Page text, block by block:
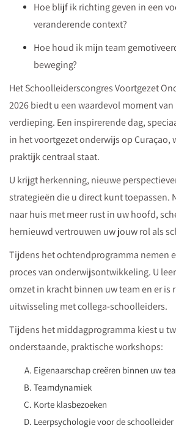
Hoe blijf ik richting geven in een
veranderende context?
Hoe houd ik mijn team
beweging?
Het Schoolleiderscongres Voortgezet
2026 biedt u een waardevol moment
verdieping. Een inspirerende dag,
in het voortgezet onderwijs op Curaçao,
praktijk centraal staat.
U krijgt herkenning, nieuwe
strategieën die u direct kunt toepassen.
naar huis met meer rust in uw hoofd,
hernieuwd vertrouwen uw jouw rol als
Tijdens het ochtendprogramma nemen
proces van onderwijsontwikkeling. U
omzet in kracht binnen uw team en er is
uitwisseling met collega-schoolleiders.
Tijdens het middagprogramma kiest u
onderstaande, praktische workshops:
Eigenaarschap creëren binnen uw
Teamdynamiek
Korte klasbezoeken
Leerpsychologie voor de schoolleider